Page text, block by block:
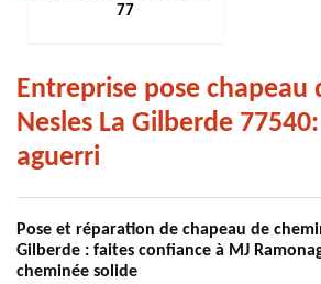
77
Entreprise pose chapeau
Nesles La Gilberde
aguerri
Pose et réparation de chapeau de
Gilberde : faites confiance à MJ
cheminée solide